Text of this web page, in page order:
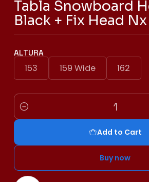
Tabla Snowboard
Black + Fix Head
ALTURA
153 159 Wide 162
Quantity
Add to Cart
Buy now